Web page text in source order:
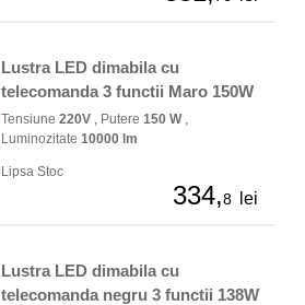
Lustra LED dimabila cu
telecomanda 3 functii Maro 150W
Tensiune 220V , Putere 150 W,
Luminozitate 10000 lm
Lipsa Stoc
334,8 lei
Lustra LED dimabila cu
telecomanda negru 3 functii 138W